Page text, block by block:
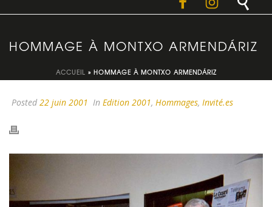
HOMMAGE À MONTXO ARMENDÁRIZ
ACCUEIL » HOMMAGE À MONTXO ARMENDÁRIZ
Posted 22 juin 2001 In Edition 2001, Hommages, Invité.es